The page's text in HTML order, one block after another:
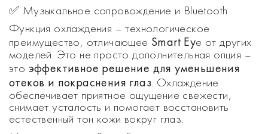
✅ Музыкальное сопровождение и Bluetooth
Функция охлаждения – технологическое
преимущество, отличающее Smart Eye от других
моделей. Это не просто дополнительная опция –
это эффективное решение для уменьшения
отеков и покраснения глаз. Охлаждение
обеспечивает приятное ощущение свежести,
снимает усталость и помогает восстановить
естественный тон кожи вокруг глаз.